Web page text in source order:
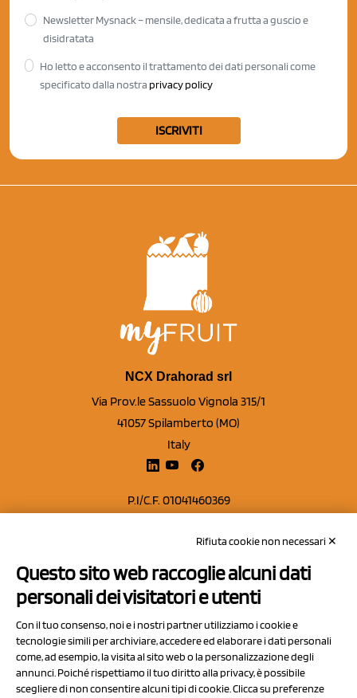
Newsletter Mysnack – mensile, dedicata a frutta a guscio e
disidratata
Ho letto e acconsento il trattamento dei dati personali come
specificato dalla nostra privacy policy
ISCRIVITI
NCX Drahorad srl
Via Prov.le Sassuolo Vignola 315/1
41057 Spilamberto (MO)
Italy
P.I/C.F. 01041460369
Capitale sociale Euro 50.000,00 i.v.
Contatti
Privacy Policy
Cookie Policy
Chi Siamo
Rifiuta cookie non necessari ✕
Questo sito web raccoglie alcuni dati
personali dei visitatori e utenti
Con il tuo consenso, noi e i nostri partner utilizziamo i cookie e
tecnologie simili per archiviare, accedere ed elaborare i dati personali
come, ad esempio, la visita al sito web o la personalizzazione degli
annunci. Poiché rispettiamo il tuo diritto alla privacy, è possibile
scegliere di non consentire alcuni tipi di cookie. Clicca su preferenze